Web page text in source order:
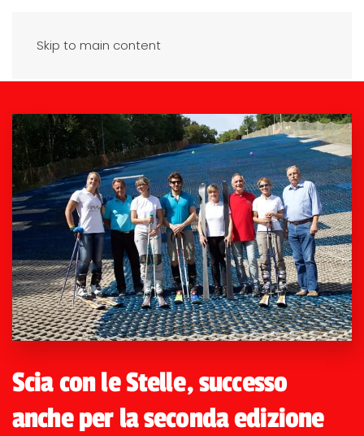
Skip to main content
Scia con le Stelle, successo
anche per la seconda edizione